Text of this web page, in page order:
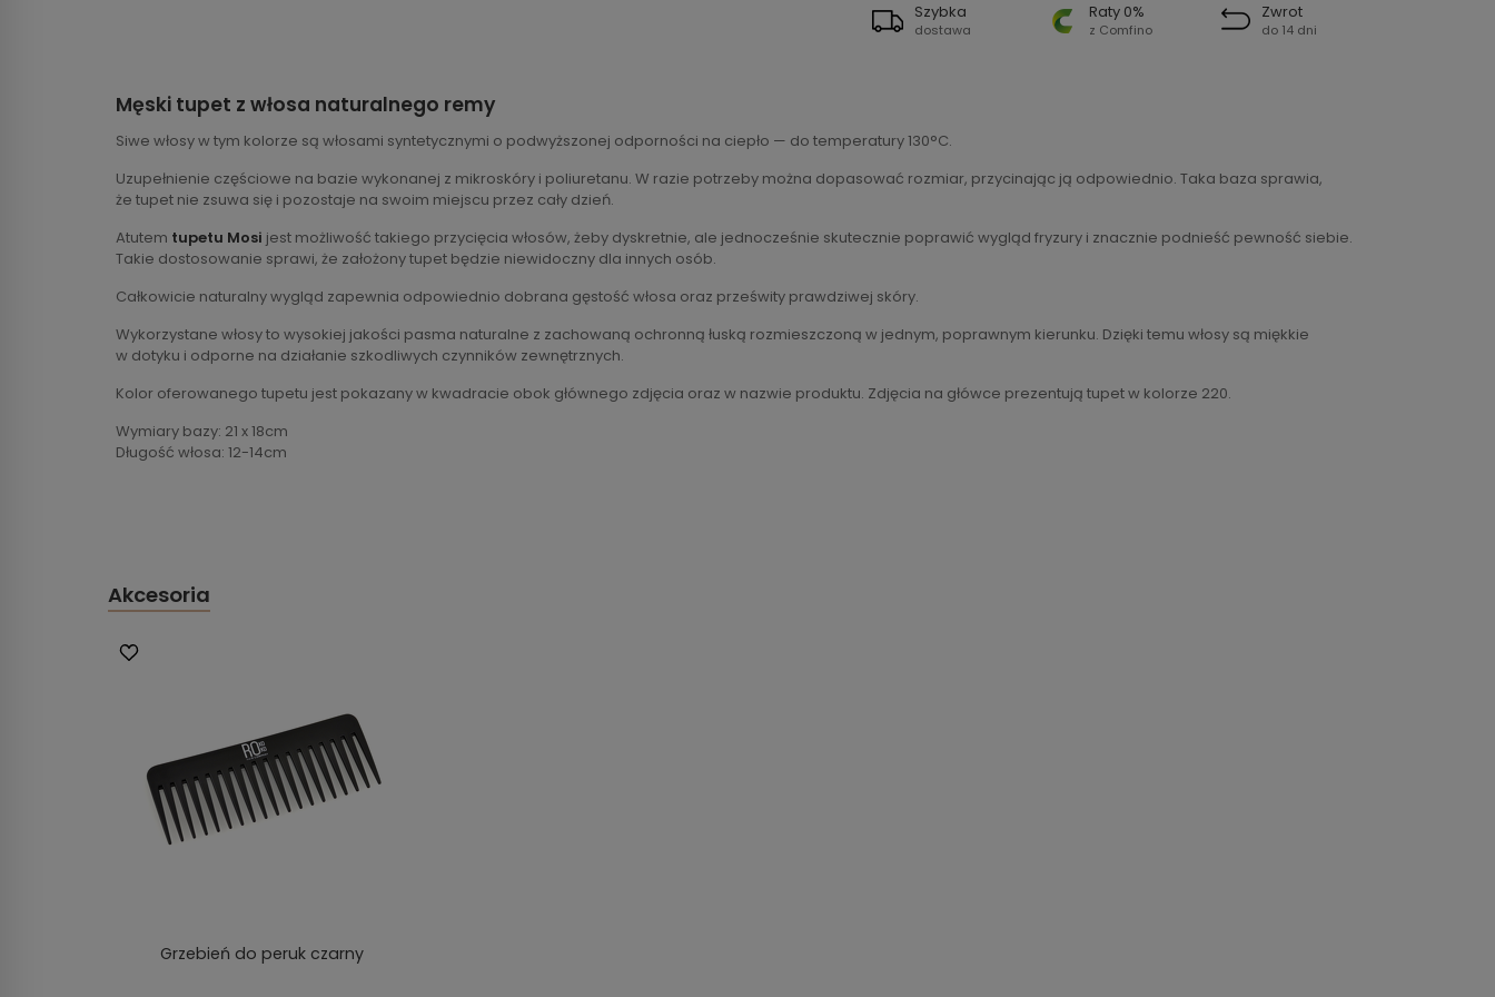
Szybka
dostawa
Raty 0%
z Comfino
Zwrot
do 14 dni
Męski tupet z włosa naturalnego remy
Siwe włosy w tym kolorze są włosami syntetycznymi o podwyższonej odporności na ciepło — do temperatury 130°C.
Uzupełnienie częściowe na bazie wykonanej z mikroskóry i poliuretanu. W razie potrzeby można dopasować rozmiar, przycinając ją odpowiednio. Taka baza sprawia,
że tupet nie zsuwa się i pozostaje na swoim miejscu przez cały dzień.
Atutem tupetu Mosi jest możliwość takiego przycięcia włosów, żeby dyskretnie, ale jednocześnie skutecznie poprawić wygląd fryzury i znacznie podnieść pewność siebie.
Takie dostosowanie sprawi, że założony tupet będzie niewidoczny dla innych osób.
Całkowicie naturalny wygląd zapewnia odpowiednio dobrana gęstość włosa oraz prześwity prawdziwej skóry.
Wykorzystane włosy to wysokiej jakości pasma naturalne z zachowaną ochronną łuską rozmieszczoną w jednym, poprawnym kierunku. Dzięki temu włosy są miękkie
w dotyku i odporne na działanie szkodliwych czynników zewnętrznych.
Kolor oferowanego tupetu jest pokazany w kwadracie obok głównego zdjęcia oraz w nazwie produktu. Zdjęcia na główce prezentują tupet w kolorze 220.
Wymiary bazy: 21 x 18cm
Długość włosa: 12-14cm
Akcesoria
Grzebień do peruk czarny